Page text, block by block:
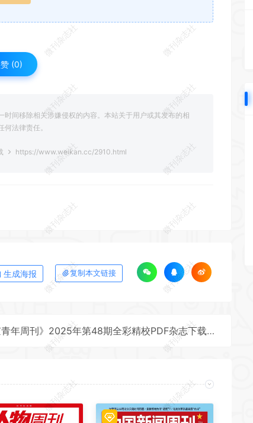
(0)
间移除相关涉嫌侵权的内容。本站关于用户或其发布的相
法律责任。
https://www.weikan.cc/2910.html
生成海报 复制本文链接
《北京青年周刊》2025年第48期全彩精校PDF杂志下载
微刊杂志社
微刊杂志社
微刊杂志社
微刊杂志社
微刊杂志社
微刊杂志社
微刊杂志社
微刊杂志社
微刊杂志社
微刊杂志社
微刊杂志社
微刊杂志社
微刊杂志社
微刊杂志社